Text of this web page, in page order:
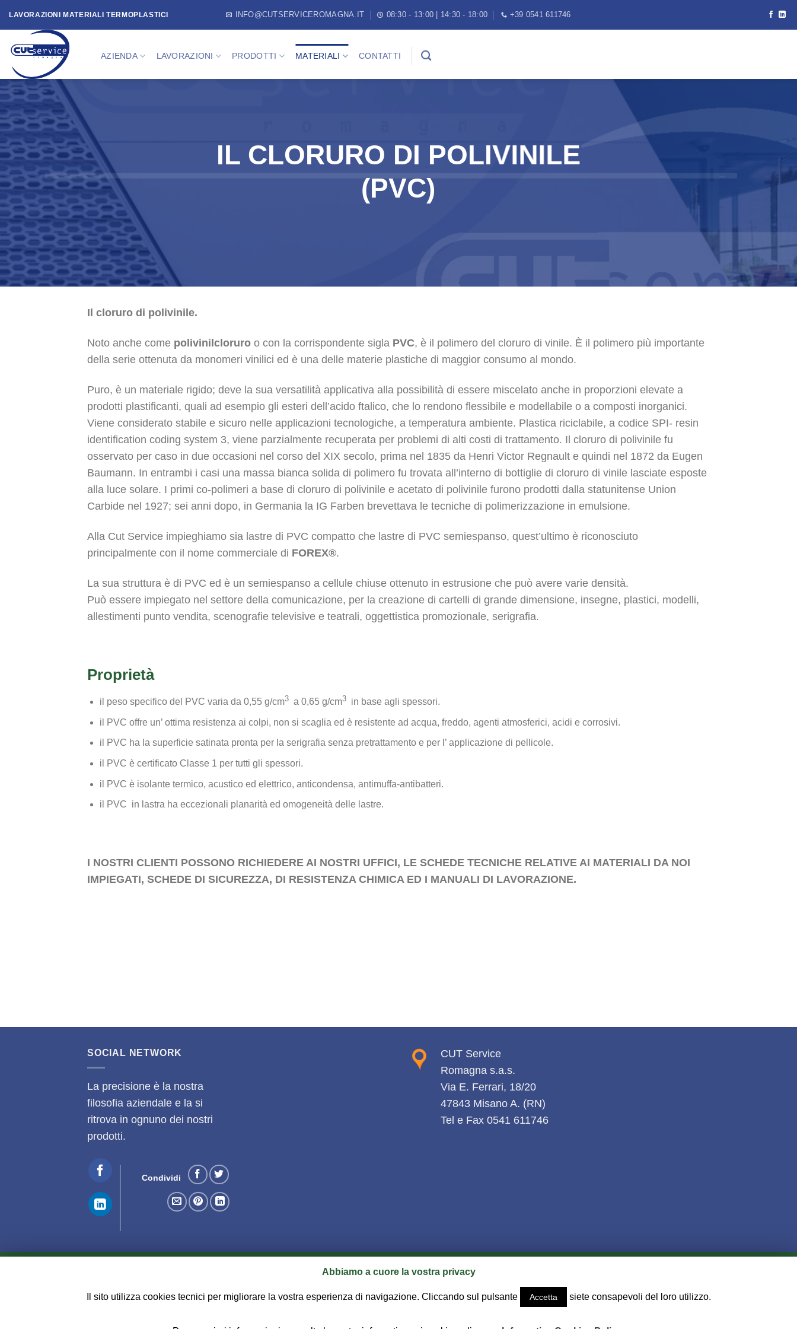
LAVORAZIONI MATERIALI TERMOPLASTICI INFO@CUTSERVICEROMAGNA.IT 08:30 - 13:00 | 14:30 - 18:00 +39 0541 611746
AZIENDA LAVORAZIONI PRODOTTI MATERIALI CONTATTI
IL CLORURO DI POLIVINILE
(PVC)
Il cloruro di polivinile.
Noto anche come polivinilcloruro o con la corrispondente sigla PVC, è il polimero del cloruro di vinile. È il polimero più importante
della serie ottenuta da monomeri vinilici ed è una delle materie plastiche di maggior consumo al mondo.
Puro, è un materiale rigido; deve la sua versatilità applicativa alla possibilità di essere miscelato anche in proporzioni elevate a
prodotti plastificanti, quali ad esempio gli esteri dell’acido ftalico, che lo rendono flessibile e modellabile o a composti inorganici.
Viene considerato stabile e sicuro nelle applicazioni tecnologiche, a temperatura ambiente. Plastica riciclabile, a codice SPI- resin
identification coding system 3, viene parzialmente recuperata per problemi di alti costi di trattamento. Il cloruro di polivinile fu
osservato per caso in due occasioni nel corso del XIX secolo, prima nel 1835 da Henri Victor Regnault e quindi nel 1872 da Eugen
Baumann. In entrambi i casi una massa bianca solida di polimero fu trovata all’interno di bottiglie di cloruro di vinile lasciate esposte
alla luce solare. I primi co-polimeri a base di cloruro di polivinile e acetato di polivinile furono prodotti dalla statunitense Union
Carbide nel 1927; sei anni dopo, in Germania la IG Farben brevettava le tecniche di polimerizzazione in emulsione.
Alla Cut Service impieghiamo sia lastre di PVC compatto che lastre di PVC semiespanso, quest’ultimo è riconosciuto
principalmente con il nome commerciale di FOREX®.
La sua struttura è di PVC ed è un semiespanso a cellule chiuse ottenuto in estrusione che può avere varie densità.
Può essere impiegato nel settore della comunicazione, per la creazione di cartelli di grande dimensione, insegne, plastici, modelli,
allestimenti punto vendita, scenografie televisive e teatrali, oggettistica promozionale, serigrafia.
Proprietà
il peso specifico del PVC varia da 0,55 g/cm3 a 0,65 g/cm3 in base agli spessori.
il PVC offre un’ ottima resistenza ai colpi, non si scaglia ed è resistente ad acqua, freddo, agenti atmosferici, acidi e corrosivi.
il PVC ha la superficie satinata pronta per la serigrafia senza pretrattamento e per l’ applicazione di pellicole.
il PVC è certificato Classe 1 per tutti gli spessori.
il PVC è isolante termico, acustico ed elettrico, anticondensa, antimuffa-antibatteri.
il PVC in lastra ha eccezionali planarità ed omogeneità delle lastre.
I NOSTRI CLIENTI POSSONO RICHIEDERE AI NOSTRI UFFICI, LE SCHEDE TECNICHE RELATIVE AI MATERIALI DA NOI
IMPIEGATI, SCHEDE DI SICUREZZA, DI RESISTENZA CHIMICA ED I MANUALI DI LAVORAZIONE.
SOCIAL NETWORK
La precisione è la nostra
filosofia aziendale e la si
ritrova in ognuno dei nostri
prodotti.
Condividi
CUT Service
Romagna s.a.s.
Via E. Ferrari, 18/20
47843 Misano A. (RN)
Tel e Fax 0541 611746
P.I. 03187730407 - Via E. Ferrari, 18/20 - 47843 Misano A. (RN) - Tel - Fax 0541 611746.
Abbiamo a cuore la vostra privacy
Il sito utilizza cookies tecnici per migliorare la vostra esperienza di navigazione. Cliccando sul pulsante Accetta siete consapevoli del loro utilizzo.